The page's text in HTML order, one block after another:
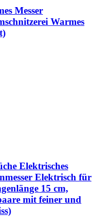
Messer
Warmes
Elektrisches
Elektrisch für
15 cm,
mit feiner und